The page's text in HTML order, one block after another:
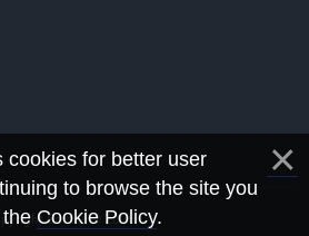
Sovtus © 2026
cookies for better user
to browse the site you
Cookie Policy.